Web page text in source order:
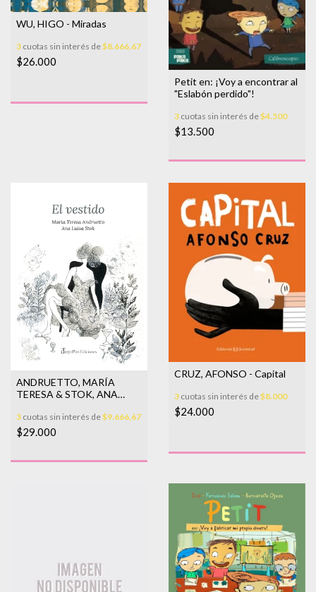
WU, HIGO - Miradas
3 cuotas sin interés de$8.666,67
$26.000
Petit en: ¡Voy a encontrar al
"Eslabón perdido"!
3 cuotas sin interés de$4.500
$13.500
ANDRUETTO, MARÍA
TERESA & STOK, ANA
3 cuotas sin interés de$9.666,67
$29.000
CRUZ, AFONSO - Capital
3 cuotas sin interés de$8.000
$24.000